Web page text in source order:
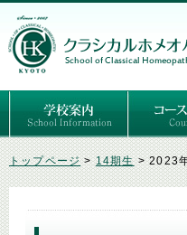
ごあいさつ
３つの基本理念
講師紹介
国際セミナー
ある日の学校生活（写真）
推薦者の声
よくあるご質問
予定表 はじめ
セルフ
専門コ
専門コ
専門コ
トップページ>14期生>2023